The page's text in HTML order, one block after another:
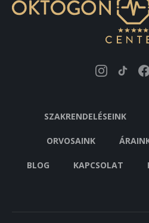
SZAKRENDELÉSEINK
ORVOSAINK
BLOG KAPCSOLAT